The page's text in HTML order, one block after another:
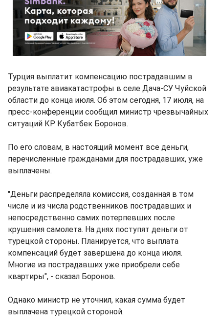
Турция выплатит компенсацию пострадавшим в
результате авиакатастрофы в селе Дача-СУ Чуйской
области до конца июля. Об этом сегодня, 17 июля, на
пресс-конференции сообщил министр чрезвычайных
ситуаций КР Кубатбек Боронов.
По его словам, в настоящий момент все деньги,
перечисленные гражданами для пострадавших, уже
выплачены.
"Деньги распределяла комиссия, созданная в том
числе и из числа родственников пострадавших и
непосредственно самих потерпевших после
крушения самолета. На днях поступят деньги от
турецкой стороны. Планируется, что выплата
компенсаций будет завершена до конца июля.
Многие из пострадавших уже приобрели себе
квартиры", - сказал Боронов.
Однако министр не уточнил, какая сумма будет
выплачена турецкой стороной.